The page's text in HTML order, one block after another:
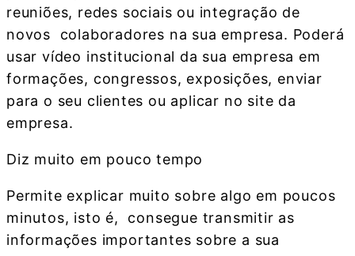
reuniões, redes sociais ou integração de
novos colaboradores na sua empresa. Poderá
usar vídeo institucional da sua empresa em
formações, congressos, exposições, enviar
para o seu clientes ou aplicar no site da
empresa.
Diz muito em pouco tempo
Permite explicar muito sobre algo em poucos
minutos, isto é, consegue transmitir as
informações importantes sobre a sua